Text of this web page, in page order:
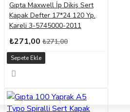
Gıpta Maxwell İp Dikiş Sert
Kapak Defter 17*24 120 Yp.
Kareli 3-5745000-2011
₺271,00 ₺271,00
Sepete Ekle